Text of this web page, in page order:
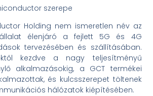
szerepe
Holding nem ismeretlen név az
élenjáró a fejlett 5G és 4G
tervezésében és szállításában.
kezdve a nagy teljesítményű
alkalmazásokig, a GCT termékei
és kulcsszerepet töltenek
hálózatok kiépítésében.